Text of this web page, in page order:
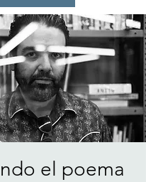
el poema